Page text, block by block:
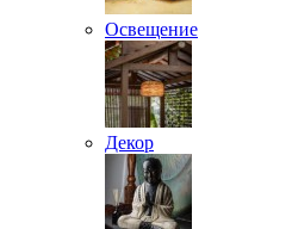
Освещение
Декор